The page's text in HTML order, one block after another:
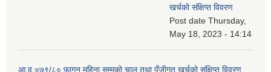
खर्चको संक्षिप्त विवरण
Post date Thursday,
May 18, 2023 - 14:14
आ.व.०७९/८० फागुन महिना सम्मको चालु तथा पुँजीगत खर्चको संक्षिप्त विवरण